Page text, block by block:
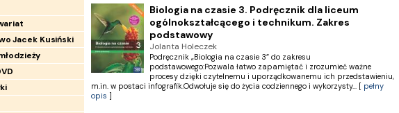
Jacek Kusiński
Biologia na czasie 3. Podręcznik dla liceum
ogólnokształcącego i technikum. Zakres
podstawowy
Jolanta Holeczek
Podręcznik „Biologia na czasie 3” do zakresu
podstawowego:Pozwala łatwo zapamiętać i zrozumieć ważne
procesy dzięki czytelnemu i uporządkowanemu ich przedstawieniu,
m.in. w postaci infografik.Odwołuje się do życia codziennego i wykorzysty... [ pełny
opis ]